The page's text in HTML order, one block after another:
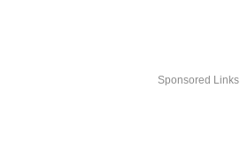
Sponsored Links